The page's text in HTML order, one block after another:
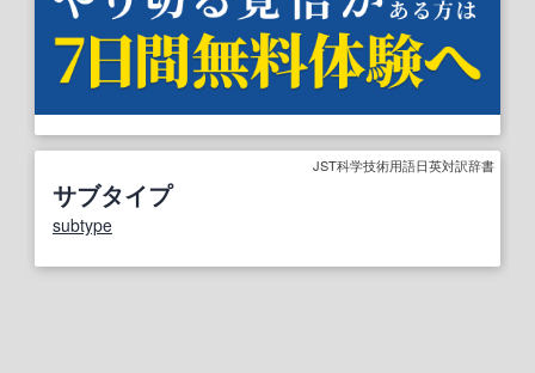
JST科学技術用語日英対訳辞書
サブタイプ
subtype